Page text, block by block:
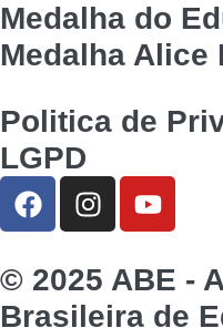
Medalha do
Medalha Alice
Politica de
LGPD
© 2025 ABE -
Brasileira de